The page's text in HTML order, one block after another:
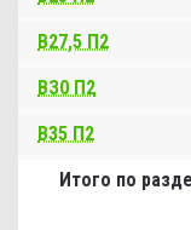
В27,5 П2
ВЗ0 П2
B35 П2
Итого по